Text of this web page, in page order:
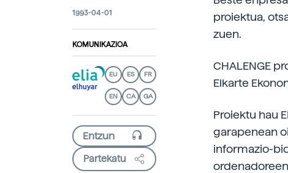
1993-04-01
KOMUNIKAZIOA
EU ES FR
EN CA GA
Partekatu
proiektua,
zuen.
CHALENGE
Elkarte
Proiektu hau
garapenean
informazio-